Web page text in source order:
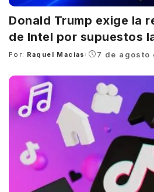
Donald Trump exige la
de Intel por supuestos
Posted
Por: Raquel Macias 7 de agosto